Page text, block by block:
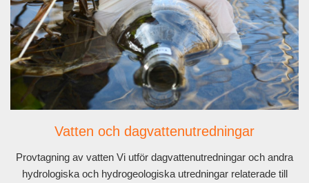
Vatten och dagvattenutredningar
Provtagning av vatten Vi utför dagvattenutredningar och andra
hydrologiska och hydrogeologiska utredningar relaterade till